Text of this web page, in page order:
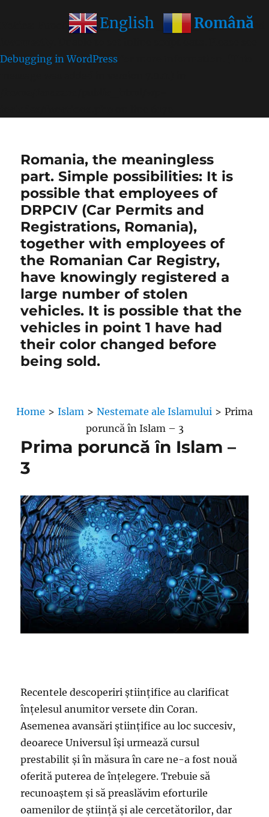
: Function wp_get_inline_script_tag was called
Debugging in WordPress
Romania, the meaningless
part. Simple possibilities: It is
possible that employees of
DRPCIV (Car Permits and
Registrations, Romania),
together with employees of
the Romanian Car Registry,
have knowingly registered a
large number of stolen
vehicles. It is possible that the
vehicles in point 1 have had
their color changed before
being sold.
Home > Islam > Nestemate ale Islamului > Prima
poruncă în Islam – 3
Prima poruncă în Islam –
3
Recentele descoperiri științifice au clarificat
înțelesul anumitor versete din Coran.
Asemenea avansări științifice au loc succesiv,
deoarece Universul își urmează cursul
prestabilit și în măsura în care ne-a fost nouă
oferită puterea de înțelegere. Trebuie să
recunoaștem și să preaslăvim eforturile
oamenilor de știință și ale cercetătorilor, dar
English Română